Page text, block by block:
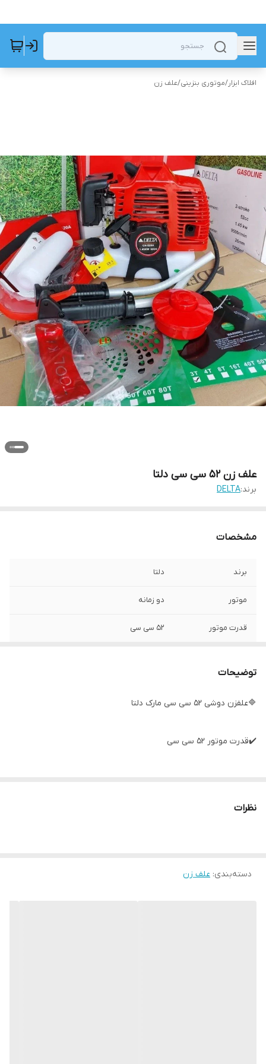
افلاک ابزار/موتوری بنزینی/علف زن
علف زن ۵۲ سی سی دلتا
برند:DELTA
مشخصات
برند دلتا
موتور دو زمانه
قدرت موتور ۵۲ سی سی
توضیحات
🔷علفزن دوشی ۵۲ سی سی مارک دلتا
✔️قدرت موتور ۵۲ سی سی
نظرات
دسته‌بندی: علف زن